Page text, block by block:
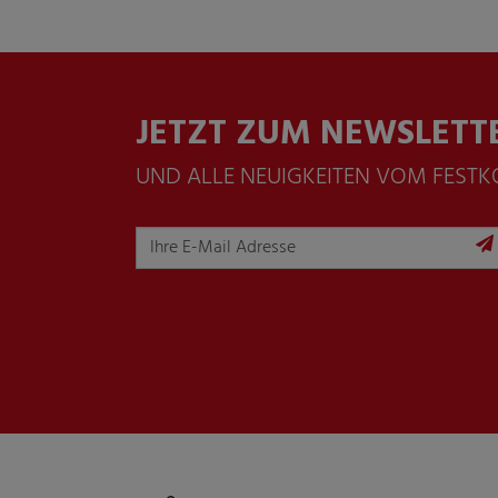
JETZT ZUM
UND ALLE NEUIGKEITEN VOM